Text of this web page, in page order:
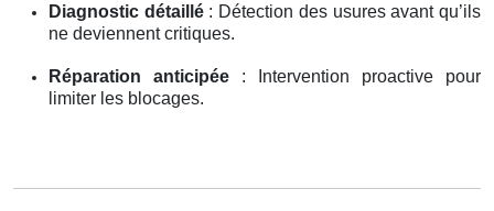
Diagnostic détaillé: Détection des usures avant qu’ils
ne deviennent critiques.
Réparation anticipée : Intervention proactive pour
limiter les blocages.